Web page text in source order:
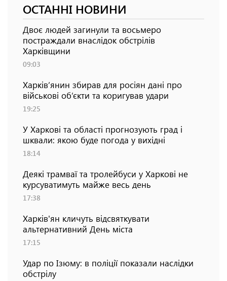
ОСТАННІ НОВИНИ
Двоє людей загинули та восьмеро
постраждали внаслідок обстрілів
Харківщини
09:03
Харків’янин збирав для росіян дані про
військові об’єкти та коригував удари
19:25
У Харкові та області прогнозують град і
шквали: якою буде погода у вихідні
18:14
Деякі трамваї та тролейбуси у Харкові не
курсуватимуть майже весь день
17:38
Харків'ян кличуть відсвяткувати
альтернативний День міста
17:15
Удар по Ізюму: в поліції показали наслідки
обстрілу